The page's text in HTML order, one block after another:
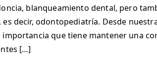
blanqueamiento dental, pero
decir, odontopediatría. Desde
que tiene mantener una
[…]